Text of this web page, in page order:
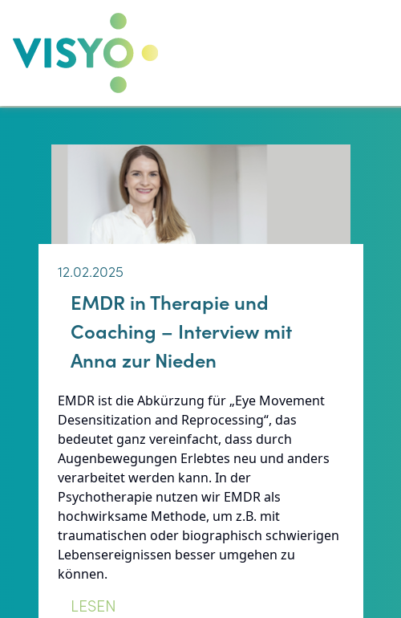
springen
12.02.2025
EMDR in Therapie und
Coaching – Interview mit
Anna zur Nieden
EMDR ist die Abkürzung für „Eye Movement
Desensitization and Reprocessing“, das
bedeutet ganz vereinfacht, dass durch
Augenbewegungen Erlebtes neu und anders
verarbeitet werden kann. In der
Psychotherapie nutzen wir EMDR als
hochwirksame Methode, um z.B. mit
traumatischen oder biographisch schwierigen
Lebensereignissen besser umgehen zu
können.
LESEN